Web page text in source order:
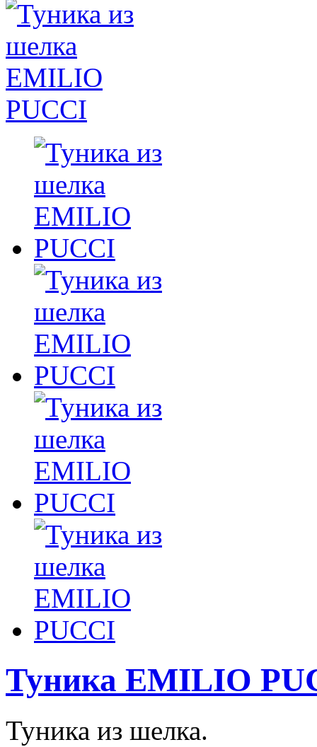
Туника EMILIO
Туника из шелка.